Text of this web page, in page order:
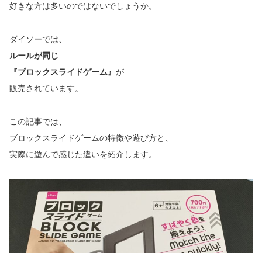
好きな方は多いのではないでしょうか。
ダイソーでは、
ルールが同じ
『ブロックスライドゲーム』 が
販売されています。
この記事では、
ブロックスライドゲームの特徴や遊び方と、
実際に遊んで感じた違いを紹介します。